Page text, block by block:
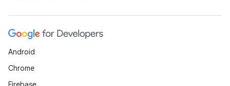
Android
Chrome